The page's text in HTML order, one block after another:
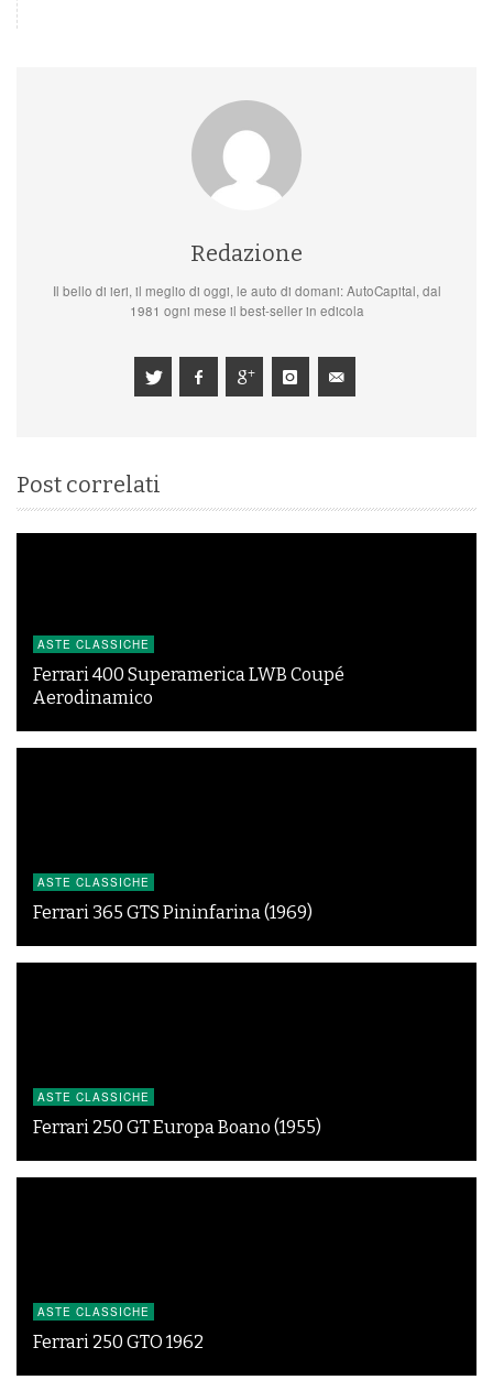
Redazione
Il bello di ieri, il meglio di oggi, le auto di domani: AutoCapital, dal
1981 ogni mese il best-seller in edicola
Post correlati
ASTE CLASSICHE
Ferrari 400 Superamerica LWB Coupé
Aerodinamico
ASTE CLASSICHE
Ferrari 365 GTS Pininfarina (1969)
ASTE CLASSICHE
Ferrari 250 GT Europa Boano (1955)
ASTE CLASSICHE
Ferrari 250 GTO 1962